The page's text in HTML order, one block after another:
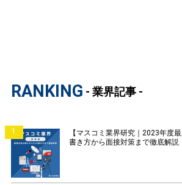
RANKING - 業界記事 -
1
【マスコミ業界研究｜2023年度
書き方から面接対策まで徹底解説